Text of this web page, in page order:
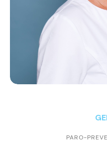
PARO-